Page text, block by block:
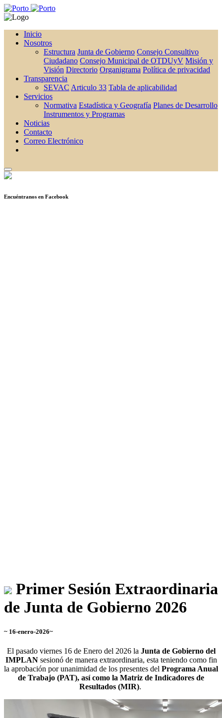
Inicio
Nosotros
Estructura Junta de Gobierno Consejo Consultivo
Ciudadano Consejo Municipal de OTDUyV Misión y
Visión Directorio Organigrama Política de privacidad
Transparencia
SEVAC Articulo 33 Tabla de aplicabilidad
Servicios
Normativa Estadística y Geografía Planes de Desarrollo
Instrumentos y Programas
Noticias
Contacto
Correo Electrónico
Encuéntranos en Facebook
Primer Sesión Extraordinaria
de Junta de Gobierno 2026
~ 16-enero-2026~
El pasado viernes 16 de Enero del 2026 la Junta de Gobierno del
IMPLANsesionó de manera extraordinaria, esta teniendo como fin
la aprobación por unanimidad de los presentes del Programa Anual
de Trabajo (PAT), así como la Matriz de Indicadores de
Resultados (MIR).